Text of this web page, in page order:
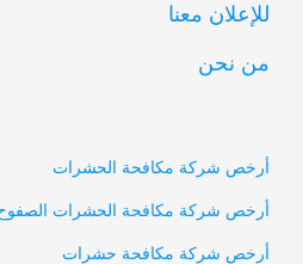
للإعلان معنا
من نحن
أرخص شركة مكافحة الحشرات
أرخص شركة مكافحة الحشرات
أرخص شركة مكافحة حشرات